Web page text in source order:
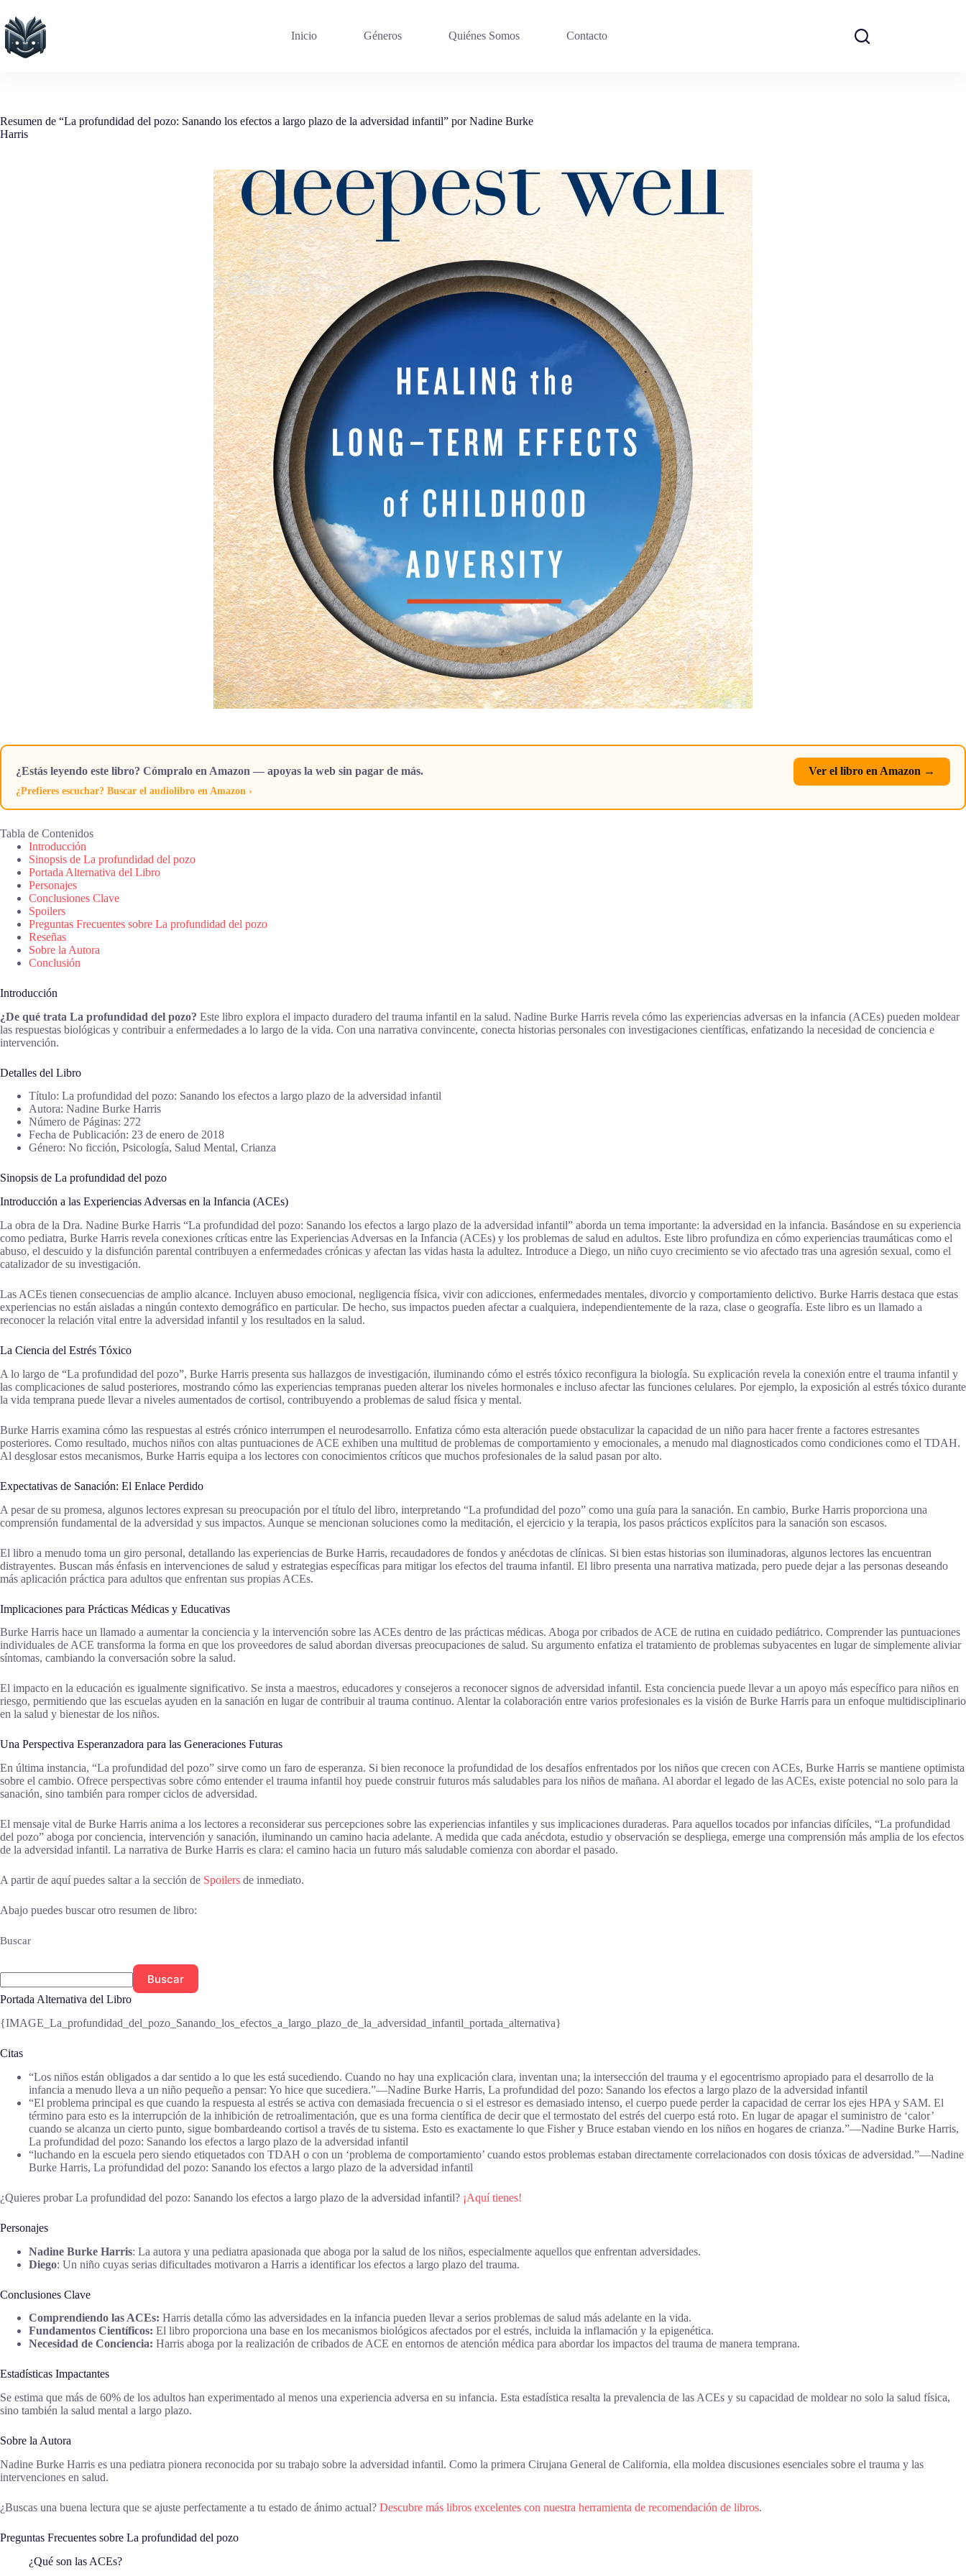
contenido
Inicio Géneros Quiénes Somos Contacto
Resumen de “La profundidad del pozo: Sanando los efectos a largo plazo de la adversidad infantil” por Nadine Burke
Harris
¿Estás leyendo este libro? Cómpralo en Amazon — apoyas la web sin pagar de más. Ver el libro en Amazon →
¿Prefieres escuchar? Buscar el audiolibro en Amazon ›
Tabla de Contenidos
Introducción
Sinopsis de La profundidad del pozo
Portada Alternativa del Libro
Personajes
Conclusiones Clave
Spoilers
Preguntas Frecuentes sobre La profundidad del pozo
Reseñas
Sobre la Autora
Conclusión
Introducción
¿De qué trata La profundidad del pozo? Este libro explora el impacto duradero del trauma infantil en la salud. Nadine Burke Harris revela cómo las experiencias adversas en la infancia (ACEs) pueden moldear
las respuestas biológicas y contribuir a enfermedades a lo largo de la vida. Con una narrativa convincente, conecta historias personales con investigaciones científicas, enfatizando la necesidad de conciencia e
intervención.
Detalles del Libro
Título: La profundidad del pozo: Sanando los efectos a largo plazo de la adversidad infantil
Autora: Nadine Burke Harris
Número de Páginas: 272
Fecha de Publicación: 23 de enero de 2018
Género: No ficción, Psicología, Salud Mental, Crianza
Sinopsis de La profundidad del pozo
Introducción a las Experiencias Adversas en la Infancia (ACEs)
La obra de la Dra. Nadine Burke Harris “La profundidad del pozo: Sanando los efectos a largo plazo de la adversidad infantil” aborda un tema importante: la adversidad en la infancia. Basándose en su experiencia
como pediatra, Burke Harris revela conexiones críticas entre las Experiencias Adversas en la Infancia (ACEs) y los problemas de salud en adultos. Este libro profundiza en cómo experiencias traumáticas como el
abuso, el descuido y la disfunción parental contribuyen a enfermedades crónicas y afectan las vidas hasta la adultez. Introduce a Diego, un niño cuyo crecimiento se vio afectado tras una agresión sexual, como el
catalizador de su investigación.
Las ACEs tienen consecuencias de amplio alcance. Incluyen abuso emocional, negligencia física, vivir con adicciones, enfermedades mentales, divorcio y comportamiento delictivo. Burke Harris destaca que estas
experiencias no están aisladas a ningún contexto demográfico en particular. De hecho, sus impactos pueden afectar a cualquiera, independientemente de la raza, clase o geografía. Este libro es un llamado a
reconocer la relación vital entre la adversidad infantil y los resultados en la salud.
La Ciencia del Estrés Tóxico
A lo largo de “La profundidad del pozo”, Burke Harris presenta sus hallazgos de investigación, iluminando cómo el estrés tóxico reconfigura la biología. Su explicación revela la conexión entre el trauma infantil y
las complicaciones de salud posteriores, mostrando cómo las experiencias tempranas pueden alterar los niveles hormonales e incluso afectar las funciones celulares. Por ejemplo, la exposición al estrés tóxico durante
la vida temprana puede llevar a niveles aumentados de cortisol, contribuyendo a problemas de salud física y mental.
Burke Harris examina cómo las respuestas al estrés crónico interrumpen el neurodesarrollo. Enfatiza cómo esta alteración puede obstaculizar la capacidad de un niño para hacer frente a factores estresantes
posteriores. Como resultado, muchos niños con altas puntuaciones de ACE exhiben una multitud de problemas de comportamiento y emocionales, a menudo mal diagnosticados como condiciones como el TDAH.
Al desglosar estos mecanismos, Burke Harris equipa a los lectores con conocimientos críticos que muchos profesionales de la salud pasan por alto.
Expectativas de Sanación: El Enlace Perdido
A pesar de su promesa, algunos lectores expresan su preocupación por el título del libro, interpretando “La profundidad del pozo” como una guía para la sanación. En cambio, Burke Harris proporciona una
comprensión fundamental de la adversidad y sus impactos. Aunque se mencionan soluciones como la meditación, el ejercicio y la terapia, los pasos prácticos explícitos para la sanación son escasos.
El libro a menudo toma un giro personal, detallando las experiencias de Burke Harris, recaudadores de fondos y anécdotas de clínicas. Si bien estas historias son iluminadoras, algunos lectores las encuentran
distrayentes. Buscan más énfasis en intervenciones de salud y estrategias específicas para mitigar los efectos del trauma infantil. El libro presenta una narrativa matizada, pero puede dejar a las personas deseando
más aplicación práctica para adultos que enfrentan sus propias ACEs.
Implicaciones para Prácticas Médicas y Educativas
Burke Harris hace un llamado a aumentar la conciencia y la intervención sobre las ACEs dentro de las prácticas médicas. Aboga por cribados de ACE de rutina en cuidado pediátrico. Comprender las puntuaciones
individuales de ACE transforma la forma en que los proveedores de salud abordan diversas preocupaciones de salud. Su argumento enfatiza el tratamiento de problemas subyacentes en lugar de simplemente aliviar
síntomas, cambiando la conversación sobre la salud.
El impacto en la educación es igualmente significativo. Se insta a maestros, educadores y consejeros a reconocer signos de adversidad infantil. Esta conciencia puede llevar a un apoyo más específico para niños en
riesgo, permitiendo que las escuelas ayuden en la sanación en lugar de contribuir al trauma continuo. Alentar la colaboración entre varios profesionales es la visión de Burke Harris para un enfoque multidisciplinario
en la salud y bienestar de los niños.
Una Perspectiva Esperanzadora para las Generaciones Futuras
En última instancia, “La profundidad del pozo” sirve como un faro de esperanza. Si bien reconoce la profundidad de los desafíos enfrentados por los niños que crecen con ACEs, Burke Harris se mantiene optimista
sobre el cambio. Ofrece perspectivas sobre cómo entender el trauma infantil hoy puede construir futuros más saludables para los niños de mañana. Al abordar el legado de las ACEs, existe potencial no solo para la
sanación, sino también para romper ciclos de adversidad.
El mensaje vital de Burke Harris anima a los lectores a reconsiderar sus percepciones sobre las experiencias infantiles y sus implicaciones duraderas. Para aquellos tocados por infancias difíciles, “La profundidad
del pozo” aboga por conciencia, intervención y sanación, iluminando un camino hacia adelante. A medida que cada anécdota, estudio y observación se despliega, emerge una comprensión más amplia de los efectos
de la adversidad infantil. La narrativa de Burke Harris es clara: el camino hacia un futuro más saludable comienza con abordar el pasado.
A partir de aquí puedes saltar a la sección de Spoilers de inmediato.
Abajo puedes buscar otro resumen de libro:
Buscar
Buscar
Portada Alternativa del Libro
{IMAGE_La_profundidad_del_pozo_Sanando_los_efectos_a_largo_plazo_de_la_adversidad_infantil_portada_alternativa}
Citas
“Los niños están obligados a dar sentido a lo que les está sucediendo. Cuando no hay una explicación clara, inventan una; la intersección del trauma y el egocentrismo apropiado para el desarrollo de la
infancia a menudo lleva a un niño pequeño a pensar: Yo hice que sucediera.”―Nadine Burke Harris, La profundidad del pozo: Sanando los efectos a largo plazo de la adversidad infantil
“El problema principal es que cuando la respuesta al estrés se activa con demasiada frecuencia o si el estresor es demasiado intenso, el cuerpo puede perder la capacidad de cerrar los ejes HPA y SAM. El
término para esto es la interrupción de la inhibición de retroalimentación, que es una forma científica de decir que el termostato del estrés del cuerpo está roto. En lugar de apagar el suministro de ‘calor’
cuando se alcanza un cierto punto, sigue bombardeando cortisol a través de tu sistema. Esto es exactamente lo que Fisher y Bruce estaban viendo en los niños en hogares de crianza.”―Nadine Burke Harris,
La profundidad del pozo: Sanando los efectos a largo plazo de la adversidad infantil
“luchando en la escuela pero siendo etiquetados con TDAH o con un ‘problema de comportamiento’ cuando estos problemas estaban directamente correlacionados con dosis tóxicas de adversidad.”―Nadine
Burke Harris, La profundidad del pozo: Sanando los efectos a largo plazo de la adversidad infantil
¿Quieres probar La profundidad del pozo: Sanando los efectos a largo plazo de la adversidad infantil? ¡Aquí tienes!
Personajes
Nadine Burke Harris: La autora y una pediatra apasionada que aboga por la salud de los niños, especialmente aquellos que enfrentan adversidades.
Diego: Un niño cuyas serias dificultades motivaron a Harris a identificar los efectos a largo plazo del trauma.
Conclusiones Clave
Comprendiendo las ACEs: Harris detalla cómo las adversidades en la infancia pueden llevar a serios problemas de salud más adelante en la vida.
Fundamentos Científicos: El libro proporciona una base en los mecanismos biológicos afectados por el estrés, incluida la inflamación y la epigenética.
Necesidad de Conciencia: Harris aboga por la realización de cribados de ACE en entornos de atención médica para abordar los impactos del trauma de manera temprana.
Estadísticas Impactantes
Se estima que más de 60% de los adultos han experimentado al menos una experiencia adversa en su infancia. Esta estadística resalta la prevalencia de las ACEs y su capacidad de moldear no solo la salud física,
sino también la salud mental a largo plazo.
Sobre la Autora
Nadine Burke Harris es una pediatra pionera reconocida por su trabajo sobre la adversidad infantil. Como la primera Cirujana General de California, ella moldea discusiones esenciales sobre el trauma y las
intervenciones en salud.
¿Buscas una buena lectura que se ajuste perfectamente a tu estado de ánimo actual? Descubre más libros excelentes con nuestra herramienta de recomendación de libros.
Preguntas Frecuentes sobre La profundidad del pozo
¿Qué son las ACEs?